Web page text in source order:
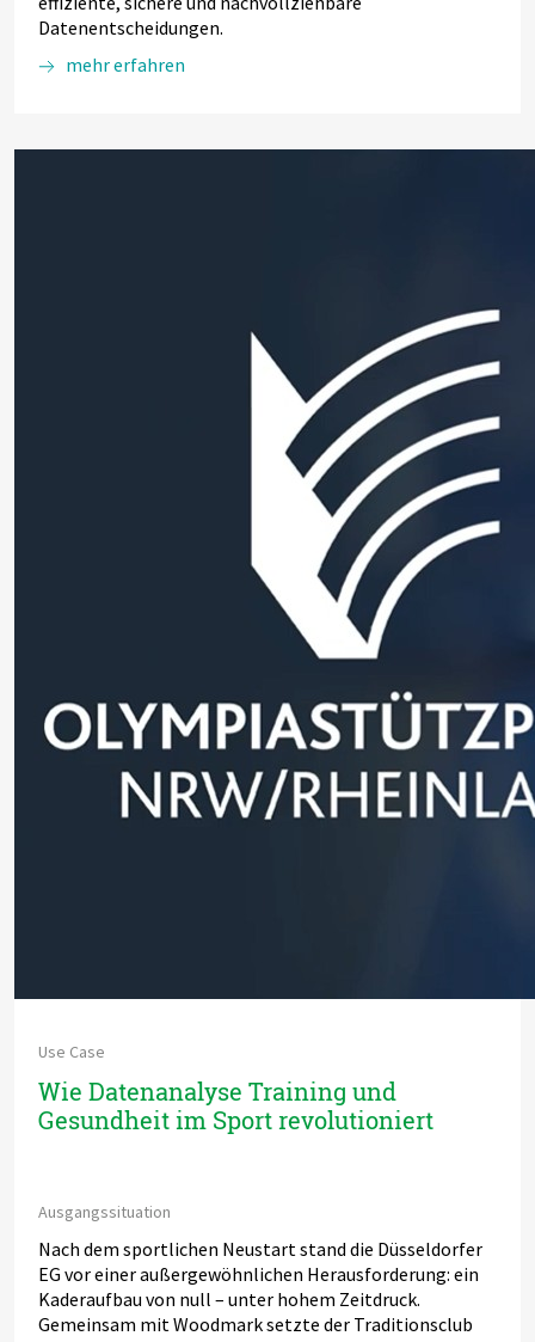
Datenentscheidungen.
mehr erfahren
Use Case
Wie Datenanalyse Training und
Gesundheit im Sport revolutioniert
Ausgangssituation
Nach dem sportlichen Neustart stand die Düsseldorfer
EG vor einer außergewöhnlichen Herausforderung: ein
Kaderaufbau von null – unter hohem Zeitdruck.
Gemeinsam mit Woodmark setzte der Traditionsclub